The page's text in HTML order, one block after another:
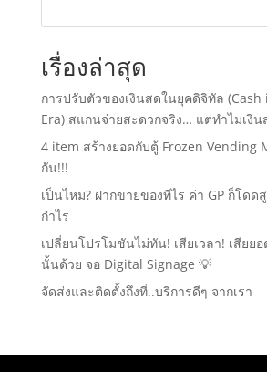
เรื่องล่าสุด
การปรับตัวของเงินสดในยุคดิจิทัล
Era) สแกนจ่ายสะดวกจริง… แต่ทำไมเงิน
4 item สร้างยอดกับตู้ Frozen Vending
กัน!!!
เป็นไหม? ฝากขายของทีไร ค่า GP ก็โดด
กำไร
เปลี่ยนโปรโมชันไม่ทัน! เสียเวลา! เสียย
นั้นด้วย จอ Digital Signage 💡
จัดส่งและติดตั้งถึงที่..บริการดีๆ จากเรา